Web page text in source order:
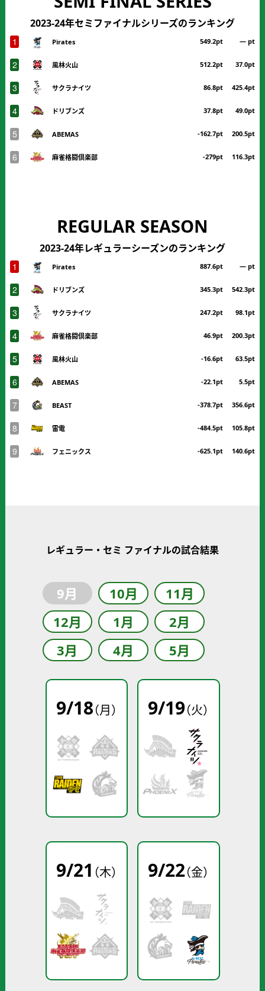
2023-24年セミファイナルシリーズのランキング
1 Pirates 549.2pt ― pt
2 風林火山 512.2pt 37.0pt
3 サクラナイツ 86.8pt 425.4pt
4 ドリブンズ 37.8pt 49.0pt
5 ABEMAS -162.7pt 200.5pt
6 麻雀格闘倶楽部 -279pt 116.3pt
REGULAR SEASON
2023-24年レギュラーシーズンのランキング
1 Pirates 887.6pt ― pt
2 ドリブンズ 345.3pt 542.3pt
3 サクラナイツ 247.2pt 98.1pt
4 麻雀格闘倶楽部 46.9pt 200.3pt
5 風林火山 -16.6pt 63.5pt
6 ABEMAS -22.1pt 5.5pt
7 BEAST -378.7pt 356.6pt
8 雷電 -484.5pt 105.8pt
9 フェニックス -625.1pt 140.6pt
レギュラー・セミ ファイナルの試合結果
9月 10月
11月
12月
1月
2月
3月
4月 5月
9/18（月） 9/19（火）
9/21（木） 9/22（金）